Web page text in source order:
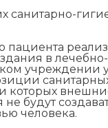
санитарно-
пациента
в лечебно-
учреждении
которых
будут
человека.